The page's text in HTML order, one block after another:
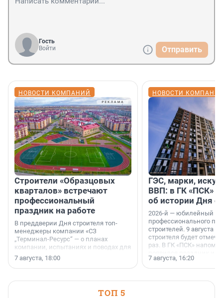
Гость
Войти
Отправить
НОВОСТИ КОМПАНИЙ
Строители «Образцовых
кварталов» встречают
профессиональный
праздник на работе
В преддверии Дня строителя топ-
менеджеры компании «СЗ
„Терминал-Ресурс“ — о планах
компании, испытаниях и поводах для
осторожного оптимизма.
7 августа, 18:00
НОВОСТИ
ГЭС, марки,
ВВП: в ГК «ПСК»
об истории Дня
2026-й — юбилейный
профессионального
строителей. 9 августа
строителя будет
раз. В ГК «ПСК»
поменялась роль
7 августа, 16:20
ТОП 5